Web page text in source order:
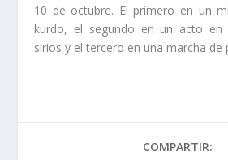
10 de octubre. El primero en un
kurdo, el segundo en un acto
sirios y el tercero en una marcha de
COMPARTIR: